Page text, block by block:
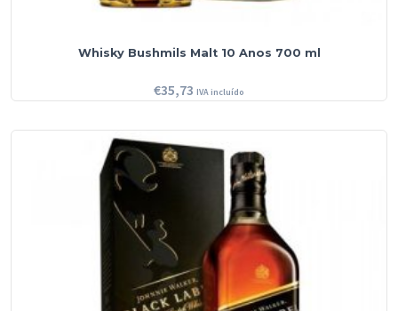
Whisky Bushmils Malt 10 Anos 700 ml
€35,73 IVA incluído